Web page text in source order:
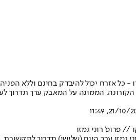
- כל אזרח יכול להיבדק בחינם וללא הפניה
הממונה על המאבק ערך תדרוך
21/10/2020,
// פרופ' רוני גמזו